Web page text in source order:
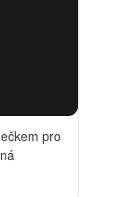
pro